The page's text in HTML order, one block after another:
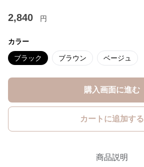
2,840 円
カラー
ブラック ブラウン ベージュ
購入画面に進む
カートに追加する
商品説明